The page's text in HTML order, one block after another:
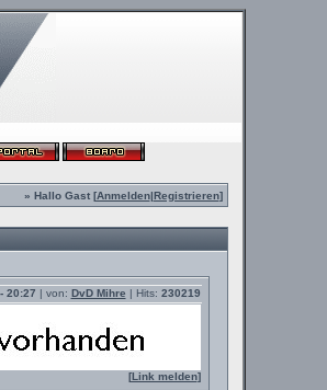
» Hallo Gast [Anmelden|Registrieren]
20:27 | von: DvD Mihre | Hits: 230219
[Link melden]